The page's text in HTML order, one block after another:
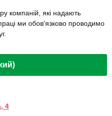
компаній, які надають
ми обов'язково проводимо
4